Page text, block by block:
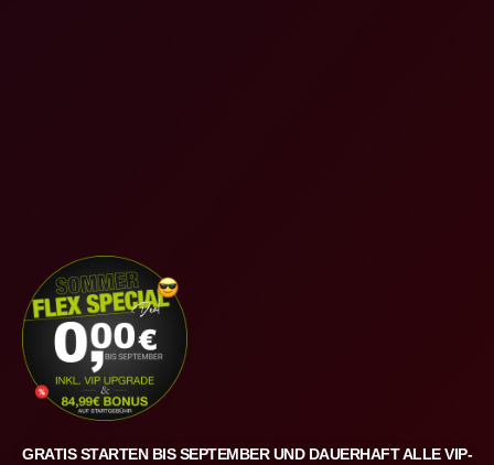
GRATIS STARTEN BIS SEPTEMBER UND DAUERHAFT ALLE VIP-